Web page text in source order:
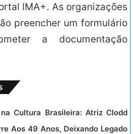
IMA+. As organizações
preencher um formulário
a documentação
Cultura Brasileira: Atriz Clodd
Aos 49 Anos, Deixando Legado